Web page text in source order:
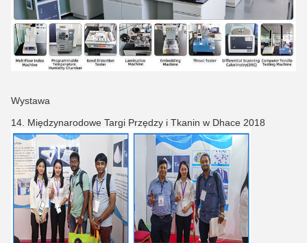
Wystawa
14. Międzynarodowe Targi Przędzy i Tkanin w Dhace 2018